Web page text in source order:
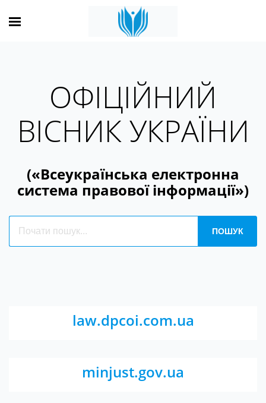
ОФІЦІЙНИЙ
ВІСНИК УКРАЇНИ
(«Всеукраїнська електронна
система правової інформації»)
law.dpcoi.com.ua
minjust.gov.ua